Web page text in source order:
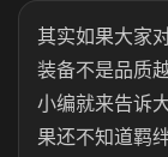
其实如果大家
装备不是品质
小编就来告诉
果还不知道羁